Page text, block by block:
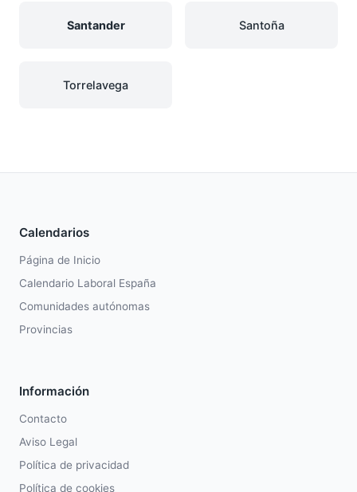
Santander Santoña
Torrelavega
Calendarios
Página de Inicio
Calendario Laboral España
Comunidades autónomas
Provincias
Información
Contacto
Aviso Legal
Política de privacidad
Política de cookies